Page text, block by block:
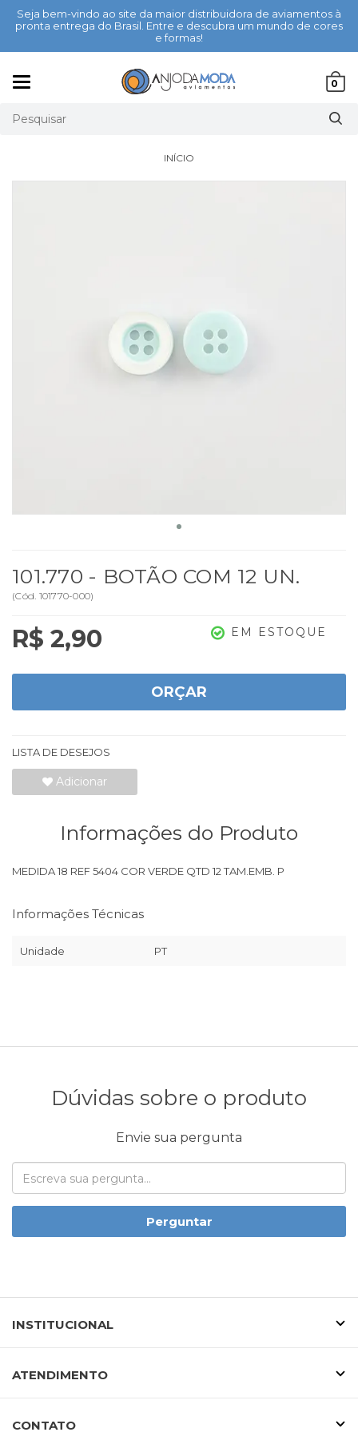
Seja bem-vindo ao site da maior distribuidora de aviamentos à
pronta entrega do Brasil. Entre e descubra um mundo de cores
e formas!
0
INÍCIO
101.770 - BOTÃO COM 12 UN.
(Cód. 101770-000)
R$ 2,90 EM ESTOQUE
ORÇAR
LISTA DE DESEJOS
Adicionar
Informações do Produto
MEDIDA 18 REF 5404 COR VERDE QTD 12 TAM.EMB. P
Informações Técnicas
Unidade PT
Dúvidas sobre o produto
Envie sua pergunta
Perguntar
INSTITUCIONAL
ATENDIMENTO
CONTATO